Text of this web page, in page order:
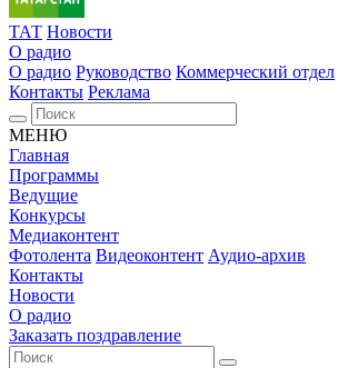
ТАТ Новости
О радио
О радио Руководство Коммерческий отдел
Контакты Реклама
МЕНЮ
Главная
Программы
Ведущие
Конкурсы
Медиаконтент
Фотолента Видеоконтент Аудио-архив
Контакты
Новости
О радио
Заказать поздравление